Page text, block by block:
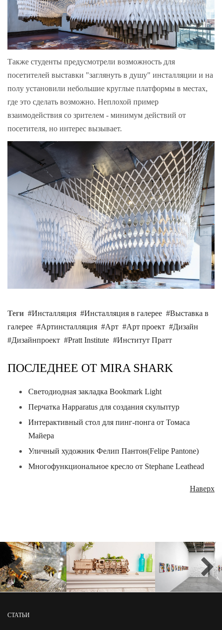
Также студенты предусмотрели возможность для
посетителей выставки "заглянуть в душу" инсталляции и на
полу установили небольшие круглые платформы в местах,
где это сделать возможно. Неплохой пример
взаимодействия со зрителем - минимум действий от
посетителя, но интерес вызывает.
Теги Инсталляция Инсталляция в галерее
Выставка в
галерее
Артинсталляция Арт Арт проект
Дизайн
Дизайнпроект
Pratt Institute Институт Пратт
ПОСЛЕДНЕЕ ОТ MIRA SHARK
Светодиодная закладка Bookmark Light
Перчатка Happaratus для создания скульптур
Интерактивный стол для пинг-понга от Томаса
Майера
Уличный художник Фелип Пантон(Felipe Pantone)
Многофункциональное кресло от Stephane Leathead
Наверх
СТАТЬИ